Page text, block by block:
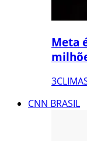
Meta
CNN BRASIL